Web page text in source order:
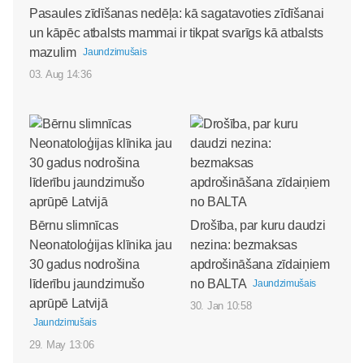
Pasaules zīdīšanas nedēļa: kā sagatavoties zīdīšanai
un kāpēc atbalsts mammai ir tikpat svarīgs kā atbalsts
mazulim
Jaundzimušais
03. Aug 14:36
Bērnu slimnīcas
Neonatoloģijas klīnika jau
30 gadus nodrošina
līderību jaundzimušo
aprūpē Latvijā
Jaundzimušais
29. May 13:06
Drošība, par kuru daudzi
nezina: bezmaksas
apdrošināšana zīdaiņiem
no BALTA
Jaundzimušais
30. Jan 10:58